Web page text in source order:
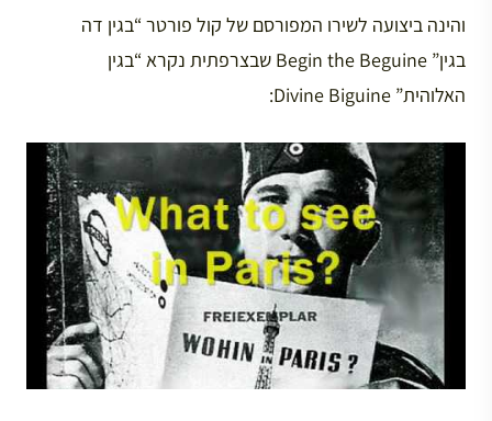
והינה ביצועה לשירו המפורסם של קול פורטר “בגין דה
בגין” Begin the Beguine שבצרפתית נקרא “בגין
האלוהית” Divine Biguine: